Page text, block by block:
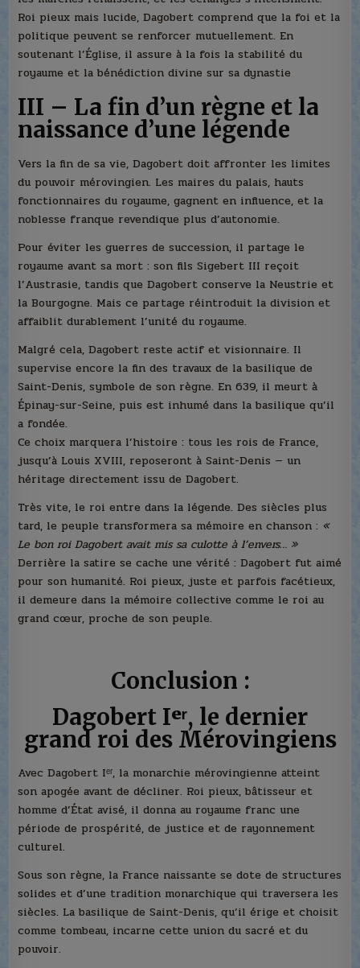
Roi pieux mais lucide, Dagobert comprend que la foi et la
politique peuvent se renforcer mutuellement. En
soutenant l’Église, il assure à la fois la stabilité du
royaume et la bénédiction divine sur sa dynastie
III – La fin d’un règne et la
naissance d’une légende
Vers la fin de sa vie, Dagobert doit affronter les limites
du pouvoir mérovingien. Les maires du palais, hauts
fonctionnaires du royaume, gagnent en influence, et la
noblesse franque revendique plus d’autonomie.
Pour éviter les guerres de succession, il partage le
royaume avant sa mort : son fils Sigebert III reçoit
l’Austrasie, tandis que Dagobert conserve la Neustrie et
la Bourgogne. Mais ce partage réintroduit la division et
affaiblit durablement l’unité du royaume.
Malgré cela, Dagobert reste actif et visionnaire. Il
supervise encore la fin des travaux de la basilique de
Saint-Denis, symbole de son règne. En 639, il meurt à
Épinay-sur-Seine, puis est inhumé dans la basilique qu’il
a fondée.
Ce choix marquera l’histoire : tous les rois de France,
jusqu’à Louis XVIII, reposeront à Saint-Denis — un
héritage directement issu de Dagobert.
Très vite, le roi entre dans la légende. Des siècles plus
tard, le peuple transformera sa mémoire en chanson : «
Le bon roi Dagobert avait mis sa culotte à l’envers… »
Derrière la satire se cache une vérité : Dagobert fut aimé
pour son humanité. Roi pieux, juste et parfois facétieux,
il demeure dans la mémoire collective comme le roi au
grand cœur, proche de son peuple.
Conclusion :
Dagobert Iᵉʳ, le dernier
grand roi des Mérovingiens
Avec Dagobert Iᵉʳ, la monarchie mérovingienne atteint
son apogée avant de décliner. Roi pieux, bâtisseur et
homme d’État avisé, il donna au royaume franc une
période de prospérité, de justice et de rayonnement
culturel.
Sous son règne, la France naissante se dote de structures
solides et d’une tradition monarchique qui traversera les
siècles. La basilique de Saint-Denis, qu’il érige et choisit
comme tombeau, incarne cette union du sacré et du
pouvoir.